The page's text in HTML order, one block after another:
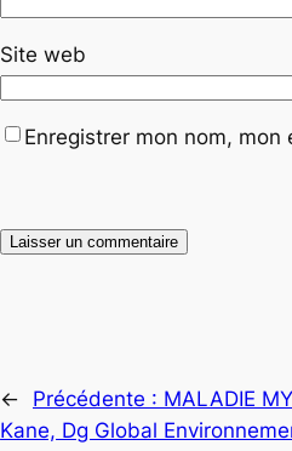
Site web
Enregistrer mon nom,
← Précédente : MALADIE
Kane, Dg Global